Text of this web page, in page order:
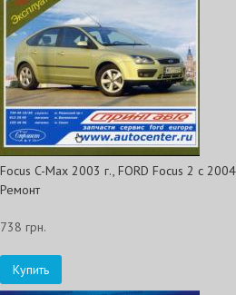
Focus C-Max 2003 г., FORD Focus 2 с
Ремонт
738 грн.
Купить